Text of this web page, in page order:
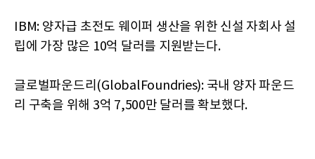
IBM: 양자급 초전도 웨이퍼 생산을 위한 신설 자회사 설
립에 가장 많은 10억 달러를 지원받는다.
글로벌파운드리(GlobalFoundries): 국내 양자 파운드
리 구축을 위해 3억 7,500만 달러를 확보했다.